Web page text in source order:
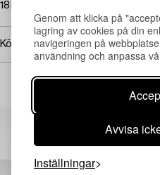
Genom att klicka på
lagring av cookies på din
navigeringen på
användning och anpassa
Avvisa
Inställningar
18k guld och vitguld. L. 5,2 cm.
Köpinformation